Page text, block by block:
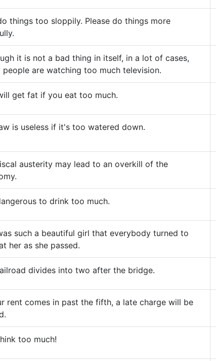
things too sloppily. Please do things more
it is not a bad thing in itself, in a lot of cases,
people are watching too much television.
get fat if you eat too much.
is useless if it's too watered down.
austerity may lead to an overkill of the
to drink too much.
such a beautiful girl that everybody turned to
her as she passed.
divides into two after the bridge.
rent comes in past the fifth, a late charge will be
too much!